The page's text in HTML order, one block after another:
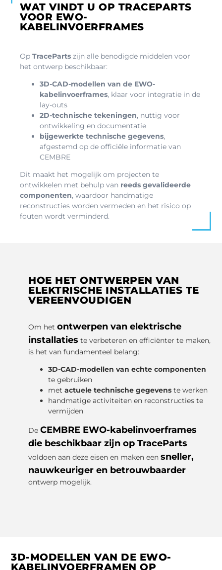
WAT VINDT U OP TRACEPARTS
VOOR EWO-
KABELINVOERFRAMES
Op TraceParts zijn alle benodigde middelen voor
het ontwerp beschikbaar:
3D-CAD-modellen van de EWO-
kabelinvoerframes, klaar voor integratie in de
lay-outs
2D-technische tekeningen, nuttig voor
ontwikkeling en documentatie
bijgewerkte technische gegevens,
afgestemd op de officiële informatie van
CEMBRE
Dit maakt het mogelijk om projecten te
ontwikkelen met behulp van reeds gevalideerde
componenten, waardoor handmatige
reconstructies worden vermeden en het risico op
fouten wordt verminderd.
HOE HET ONTWERPEN VAN
ELEKTRISCHE INSTALLATIES TE
VEREENVOUDIGEN
Om het ontwerpen van elektrische
installaties te verbeteren en efficiënter te maken,
is het van fundamenteel belang:
3D-CAD-modellen van echte componenten
te gebruiken
met actuele technische gegevens te werken
handmatige activiteiten en reconstructies te
vermijden
De CEMBRE EWO-kabelinvoerframes
die beschikbaar zijn op TraceParts
voldoen aan deze eisen en maken een sneller,
nauwkeuriger en betrouwbaarder
ontwerp mogelijk.
3D-MODELLEN VAN DE EWO-
KABELINVOERFRAMEN OP